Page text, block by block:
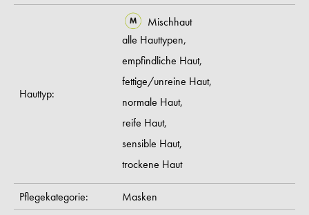
Hauttyp:
Mischhaut
alle Hauttypen,
empfindliche Haut,
fettige/unreine Haut,
normale Haut,
reife Haut,
sensible Haut,
trockene Haut
Pflegekategorie: Masken